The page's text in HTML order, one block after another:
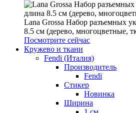
Lana Grossa Набор разъемных
8.5 см (дерево, многоцветные,
Посмотрите сейчас
Кружево и ткани
Fendi (Италия)
Производитель
Fendi
Стикер
Новинка
Ширина